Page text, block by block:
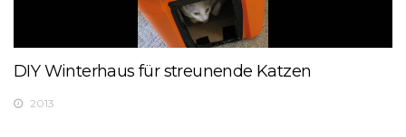
DIY Winterhaus für streunende Katzen
2013